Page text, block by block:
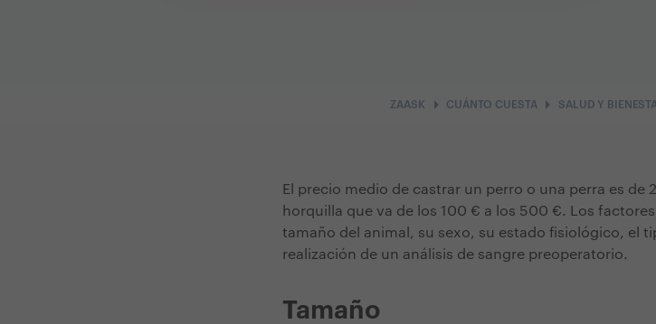
ZAASK arrow_right CUÁNTO CUESTAarrow_right SALUD Y
El precio medio de castrar un perro o una perra es de
horquilla que va de los 100 € a los 500 €. Los
tamaño del animal, su sexo, su estado fisiológico, el
realización de un análisis de sangre preoperatorio.
Tamaño